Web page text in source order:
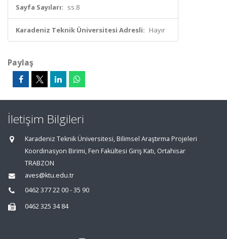
Sayfa Sayıları: ss.8
Karadeniz Teknik Üniversitesi Adresli: Hayır
Paylaş
İletişim Bilgileri
Karadeniz Teknik Üniversitesi, Bilimsel Araştırma Projeleri
Koordinasyon Birimi, Fen Fakültesi Giriş Katı, Ortahisar
TRABZON
aves@ktu.edu.tr
0462 377 22 00 - 35 90
0462 325 34 84